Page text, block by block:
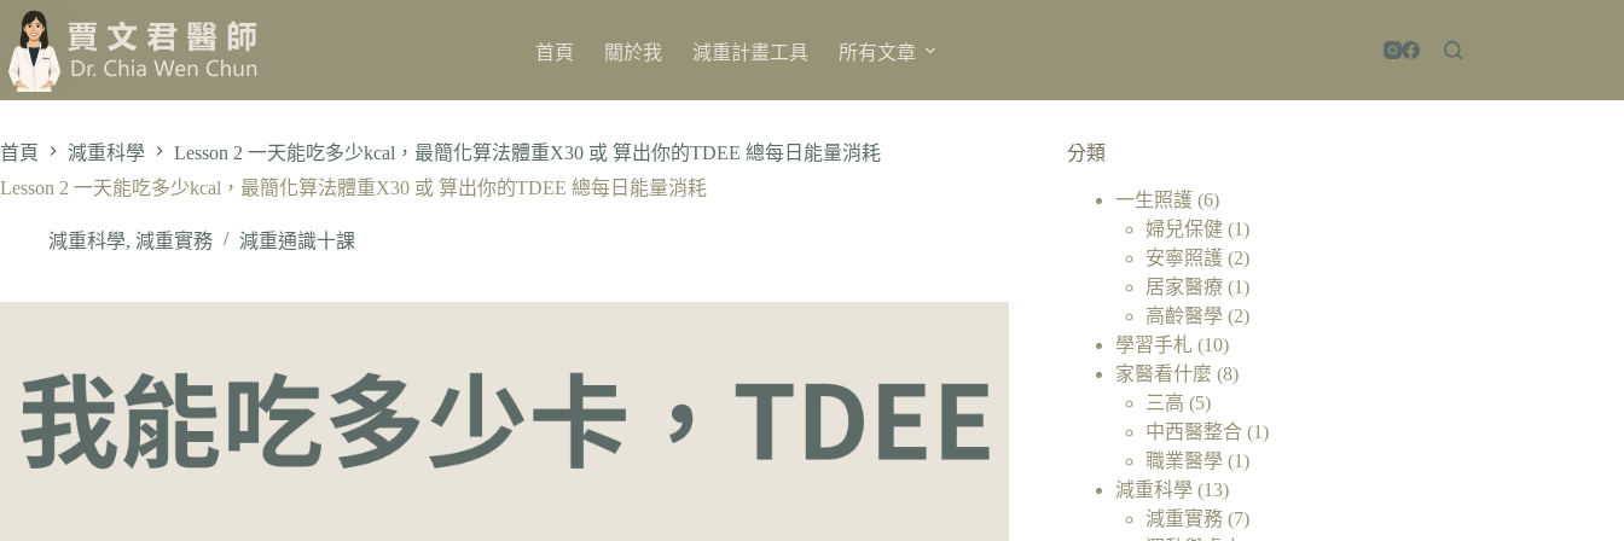
至
主
要
容
首頁 關於我 減重計畫工具 所有文章
首頁 減重科學
Lesson 2 一天能吃多少kcal，最簡化算法體重X30 或 算出你的TDEE 總每日能量消耗
Lesson 2 一天能吃多少kcal，最簡化算法體重X30 或 算出你的TDEE 總每日能量消耗
減重科學, 減重實務 減重通識十課
分類
一生照護 (6)
婦兒保健 (1)
安寧照護 (2)
居家醫療 (1)
高齡醫學 (2)
學習手札 (10)
家醫看什麼 (8)
三高 (5)
中西醫整合 (1)
職業醫學 (1)
減重科學 (13)
減重實務 (7)